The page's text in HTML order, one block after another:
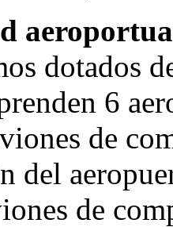
dotados
6
de
del
de